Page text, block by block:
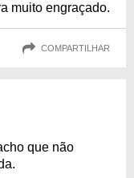
muito engraçado.
COMPARTILHAR
que não